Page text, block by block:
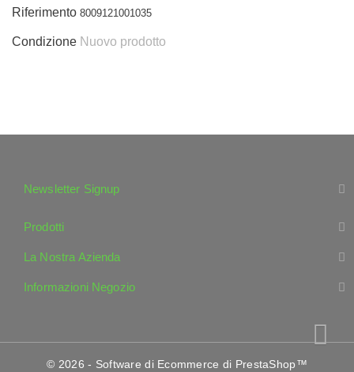
Riferimento 8009121001035
Condizione Nuovo prodotto
Newsletter Signup
Prodotti
La Nostra Azienda
Informazioni Negozio
© 2026 - Software di Ecommerce di PrestaShop™